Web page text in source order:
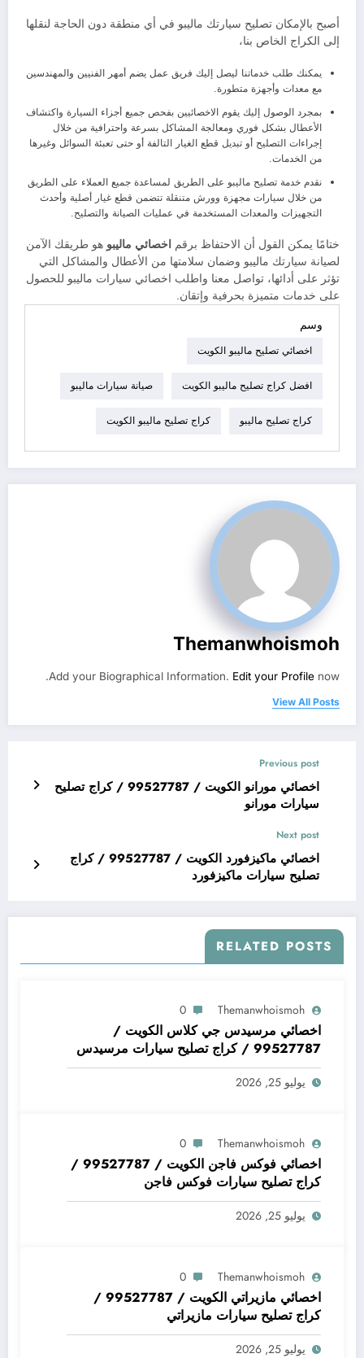
أصبح بالإمكان تصليح سيارتك ماليبو في أي منطقة دون الحاجة لنقلها
إلى الكراج الخاص بنا،
يمكنك طلب خدماتنا ليصل إليك فريق عمل يضم أمهر الفنيين والمهندسين
مع معدات وأجهزة متطورة.
بمجرد الوصول إليك يقوم الاخصائيين بفحص جميع أجزاء السيارة واكتشاف
الأعطال بشكل فوري ومعالجة المشاكل بسرعة واحترافية من خلال
إجراءات التصليح أو تبديل قطع الغيار التالفة أو حتى تعبئة السوائل وغيرها
من الخدمات.
نقدم خدمة تصليح ماليبو على الطريق لمساعدة جميع العملاء على الطريق
من خلال سيارات مجهزة وورش متنقلة تتضمن قطع غيار أصلية وأحدث
التجهيزات والمعدات المستخدمة في عمليات الصيانة والتصليح.
ختامًا يمكن القول أن الاحتفاظ برقم اخصائي ماليبو هو طريقك الآمن
لصيانة سيارتك ماليبو وضمان سلامتها من الأعطال والمشاكل التي
تؤثر على أدائها، تواصل معنا واطلب اخصائي سيارات ماليبو للحصول
على خدمات متميزة بحرفية وإتقان.
وسم
اخصائي تصليح ماليبو الكويت
افضل كراج تصليح ماليبو الكويت صيانة سيارات ماليبو
كراج تصليح ماليبو كراج تصليح ماليبو الكويت
Themanwhoismoh
Add your Biographical Information. Edit your Profile now.
View All Posts
Previous post
اخصائي مورانو الكويت / 99527787 / كراج تصليح
سيارات مورانو
Next post
اخصائي ماكيزفورد الكويت / 99527787 / كراج
تصليح سيارات ماكيزفورد
RELATED POSTS
Themanwhoismoh
0
اخصائي مرسيدس جي كلاس الكويت /
99527787 / كراج تصليح سيارات مرسيدس
جي كلاس
يوليو 25, 2026
Themanwhoismoh
0
اخصائي فوكس فاجن الكويت / 99527787 /
كراج تصليح سيارات فوكس فاجن
يوليو 25, 2026
Themanwhoismoh
0
اخصائي مازيراتي الكويت / 99527787 /
كراج تصليح سيارات مازيراتي
يوليو 25, 2026